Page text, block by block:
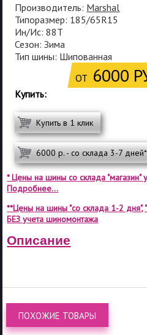
Производитель: Marshal
Типоразмер: 185/65R15
Ин/Ис: 88T
Сезон: Зима
Тип шины: Шипованная
ОТ 6000
Купить:
Купить в 1 клик
6000 р. - со склада 3-7
* Цены на шины со склада "магазин"
Подробнее...
**Цены на шины "со склада 1-2 дня",
БЕЗ учета шиномонтажа
Описание
ПОХОЖИЕ ТОВАРЫ